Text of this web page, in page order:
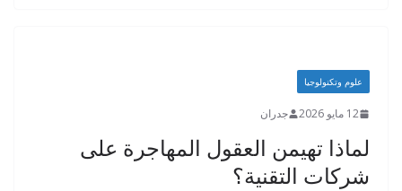
علوم وتكنولوجيا
12 مايو 2026 جدران
لماذا تهيمن العقول المهاجرة على
شركات التقنية؟